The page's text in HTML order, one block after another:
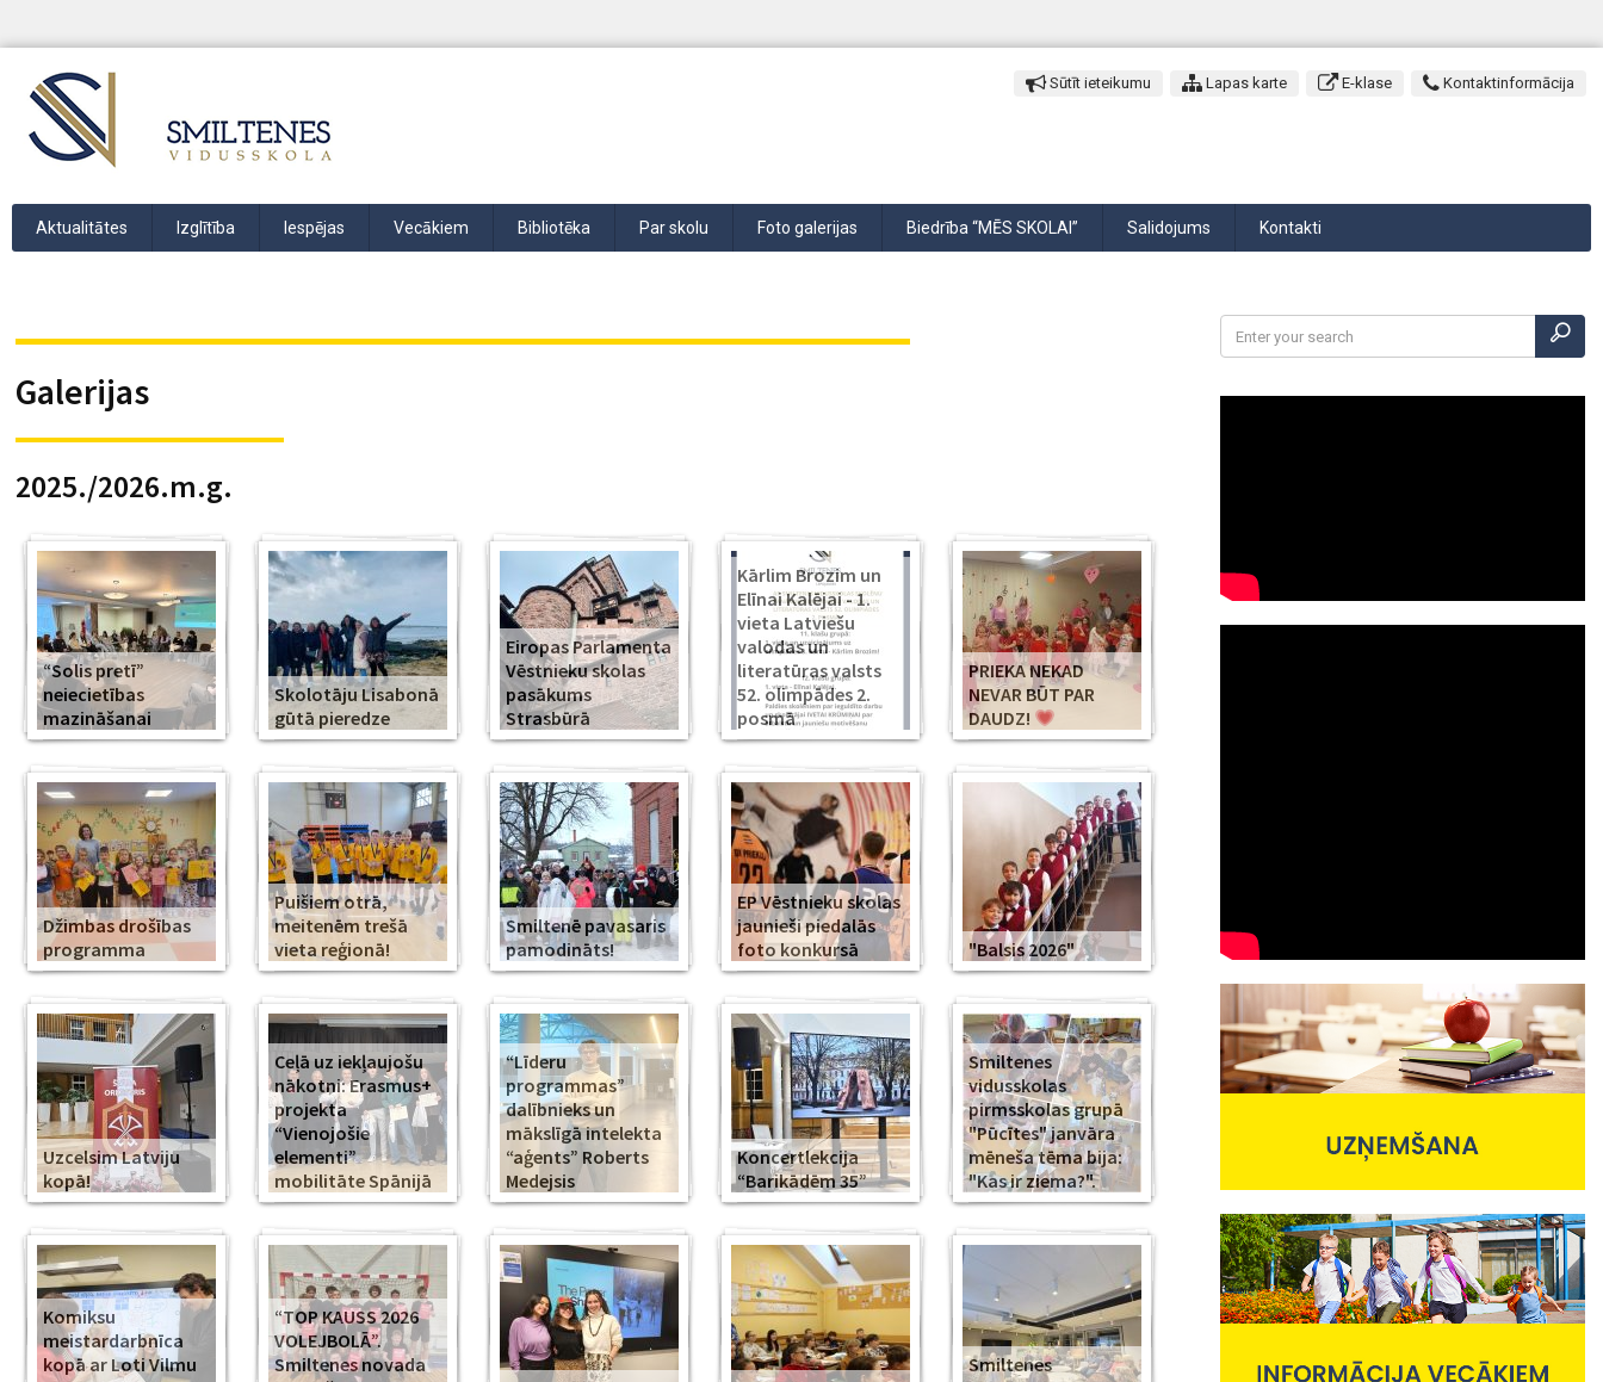
Sūtīt ieteikumu Lapas karte E-klase Kontaktinformācija
Aktualitātes Izglītība Iespējas Vecākiem Bibliotēka Par skolu Foto galerijas Biedrība “MĒS SKOLAI” Salidojums Kontakti
Galerijas
2025./2026.m.g.
“Solis pretī”
neiecietības
mazināšanai
Skolotāju Lisabonā
gūtā pieredze
Eiropas Parlamenta
Vēstnieku skolas
pasākums
Strasbūrā
Kārlim Brozim un
Elīnai Kalējai - 1.
vieta Latviešu
valodas un
literatūras valsts
52. olimpādes 2.
posmā
PRIEKA NEKAD
NEVAR BŪT PAR
DAUDZ!
Džimbas drošības
programma
Puišiem otrā,
meitenēm trešā
vieta reģionā!
Smiltenē pavasaris
pamodināts!
EP Vēstnieku skolas
jaunieši piedalās
foto konkursā
"Balsis 2026"
Uzcelsim Latviju
kopā!
Ceļā uz iekļaujošu
nākotni: Erasmus+
projekta
“Vienojošie
elementi”
mobilitāte Spānijā
“Līderu
programmas”
dalībnieks un
mākslīgā intelekta
“aģents” Roberts
Medejsis
Koncertlekcija
“Barikādēm 35”
Smiltenes
vidusskolas
pirmsskolas grupā
"Pūcītes" janvāra
mēneša tēma bija:
"Kas ir ziema?".
Komiksu
meistardarbnīca
kopā ar Loti Vilmu
“TOP KAUSS 2026
VOLEJBOLĀ”.
Smiltenes novada
Smiltenes